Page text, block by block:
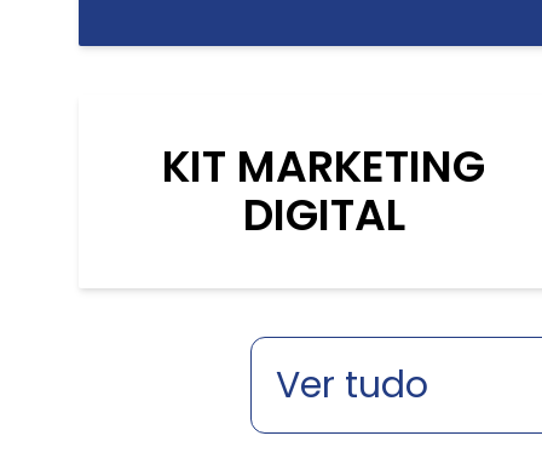
KIT MARKETING
DIGITAL